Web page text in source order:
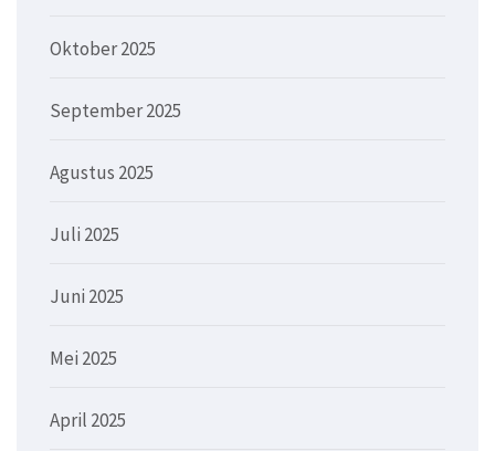
Oktober 2025
September 2025
Agustus 2025
Juli 2025
Juni 2025
Mei 2025
April 2025